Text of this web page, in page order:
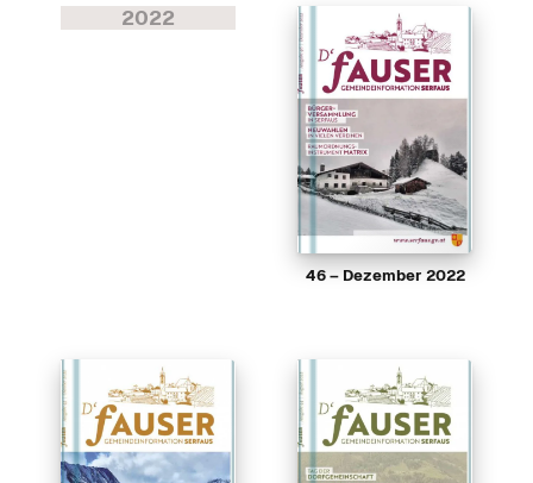
2022
46 – Dezember 2022